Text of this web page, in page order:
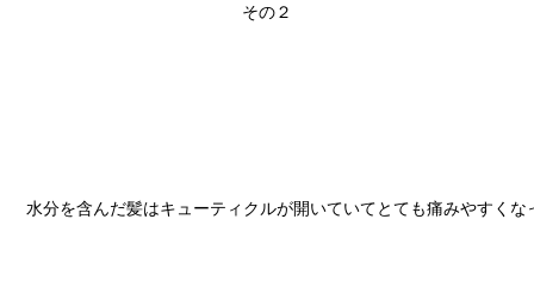
その２
水分を含んだ髪はキューティクルが開いていてとても痛みやすくな